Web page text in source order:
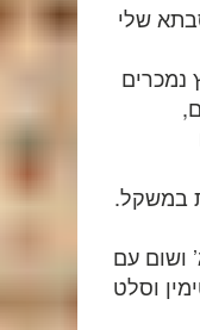
שלי
נמכרים
במשקל.
ושום עם
וסלט